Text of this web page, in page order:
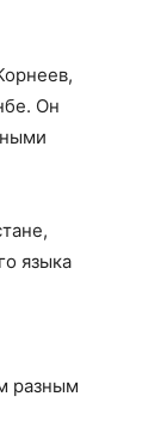
Он
языка
разным